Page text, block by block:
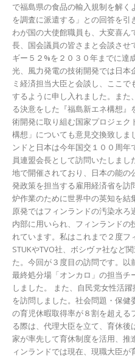
で福島県の食品の輸入規制を解く
を調査に派遣する」との回答を引
わが国の大使館職員も、大変喜
長、国会議員の皆さまと会談さ
ギー５２%を２０３０年までに達
光、風力発電の技術開発では日本
ミ経済担当大臣と会談し、ここ
するように申し入れました。また
る決意をした『福島新エネ構想
術開発に取り組む国家プロジェク
構想」についても意見交換致し
ンドと日本は今年国交１００周
員連盟会長として訪問いたしま
地で開催されており、日本の能
発政策を担当する雇用経済省を
炉作業のために世界中の英知を結
原発ではフィンランドの汚染水
内部に用いられ、フィンランドの
れています。私はこれまで２度
STUKやTVO社、ボシヴァ社など
た。今回が３度目の訪問です。以
最終処分場「オンカロ」の担当
しました。 また、自民党女性活
を訪問しました。社会問題・保
の育児休暇取得率が８割を超える
る際は、代理大臣を立て、育休
家が率先して育休制度を活用、推
ィンランドでは現在、現職大臣